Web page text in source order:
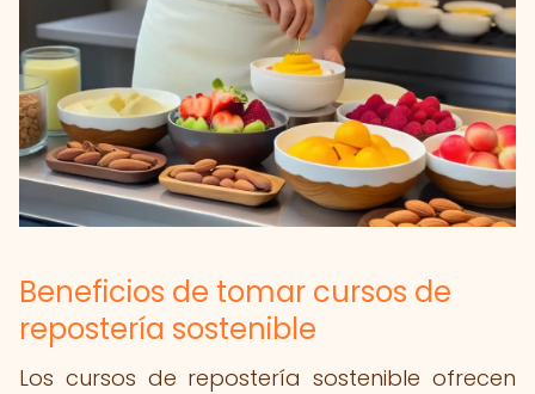
Beneficios de tomar cursos de
repostería sostenible
Los cursos de repostería sostenible ofrecen